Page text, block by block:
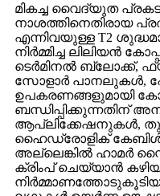
മികച്ച വൈദ്യുത
നാശത്തിനെതിരായ
എന്നിവയുള്ള T2
നിർമ്മിച്ച ലിലിയൻ
ടെർമിനൽ ബ്ലോക്ക്,
സോളാർ പാനലുകൾ,
ഉപകരണങ്ങളുമായി
ബന്ധിപ്പിക്കുന്നതിന്
ആപ്ലിക്കേഷനുകൾ,
ഹൈഡ്രോളിക് കേബിൾ
അല്ലെങ്കിൽ ഹാമർ
ക്രിംപ് ചെയ്യാൻ